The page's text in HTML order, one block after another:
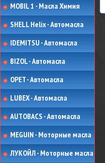
MOBIL 1 - Масла Химия
SHELL Helix - Автомасла
IDEMITSU - Автомасла
BIZOL - Автомасла
OPET - Автомасла
LUBEX - Автомасла
AUTOBACS - Автомасла
MEGUIN - Моторные масла
ЛУКОЙЛ - Моторные масла